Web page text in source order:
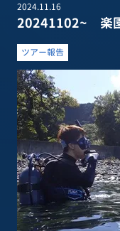
2024.11.16
20241102~ 楽
ツアー報告